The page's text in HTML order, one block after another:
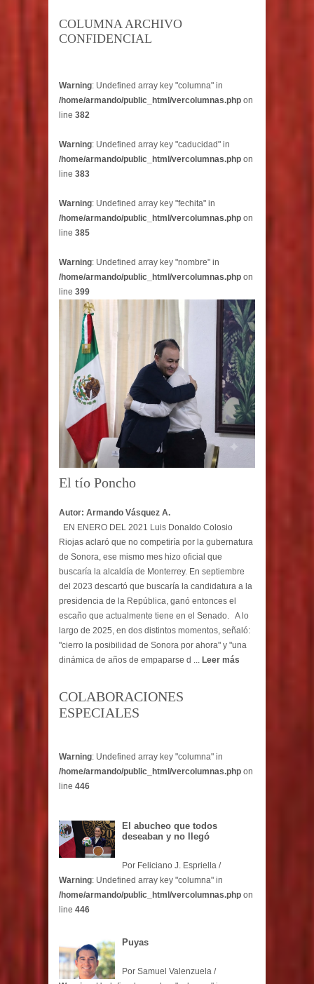
COLUMNA ARCHIVO
CONFIDENCIAL
Warning: Undefined array key "columna" in
/home/armando/public_html/vercolumnas.php on
line 382
Warning: Undefined array key "caducidad" in
/home/armando/public_html/vercolumnas.php on
line 383
Warning: Undefined array key "fechita" in
/home/armando/public_html/vercolumnas.php on
line 385
Warning: Undefined array key "nombre" in
/home/armando/public_html/vercolumnas.php on
line 399
El tío Poncho
Autor: Armando Vásquez A.
EN ENERO DEL 2021 Luis Donaldo Colosio
Riojas aclaró que no competiría por la gubernatura
de Sonora, ese mismo mes hizo oficial que
buscaría la alcaldía de Monterrey. En septiembre
del 2023 descartó que buscaría la candidatura a la
presidencia de la República, ganó entonces el
escaño que actualmente tiene en el Senado. A lo
largo de 2025, en dos distintos momentos, señaló:
"cierro la posibilidad de Sonora por ahora" y "una
dinámica de años de empaparse d ... Leer más
COLABORACIONES
ESPECIALES
Warning: Undefined array key "columna" in
/home/armando/public_html/vercolumnas.php on
line 446
El abucheo que todos
deseaban y no llegó
Por Feliciano J. Espriella /
Warning: Undefined array key "columna" in
/home/armando/public_html/vercolumnas.php on
line 446
Puyas
Por Samuel Valenzuela /